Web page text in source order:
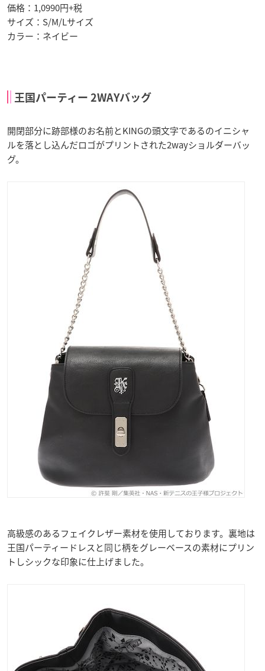
価格：1,0990円+税
サイズ：S/M/Lサイズ
カラー：ネイビー
王国パーティー 2WAYバッグ
開閉部分に跡部様のお名前とKINGの頭文字であるのイニシャ
ルを落とし込んだロゴがプリントされた2wayショルダーバッ
グ。
高級感のあるフェイクレザー素材を使用しております。裏地は
王国パーティードレスと同じ柄をグレーベースの素材にプリン
トしシックな印象に仕上げました。